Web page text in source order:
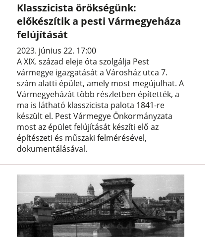
Klasszicista örökségünk:
előkészítik a pesti Vármegyeháza
felújítását
2023. június 22. 17:00
A XIX. század eleje óta szolgálja Pest
vármegye igazgatását a Városház utca 7.
szám alatti épület, amely most megújulhat. A
Vármegyeházát több részletben építették, a
ma is látható klasszicista palota 1841-re
készült el. Pest Vármegye Önkormányzata
most az épület felújítását készíti elő az
építészeti és műszaki felmérésével,
dokumentálásával.